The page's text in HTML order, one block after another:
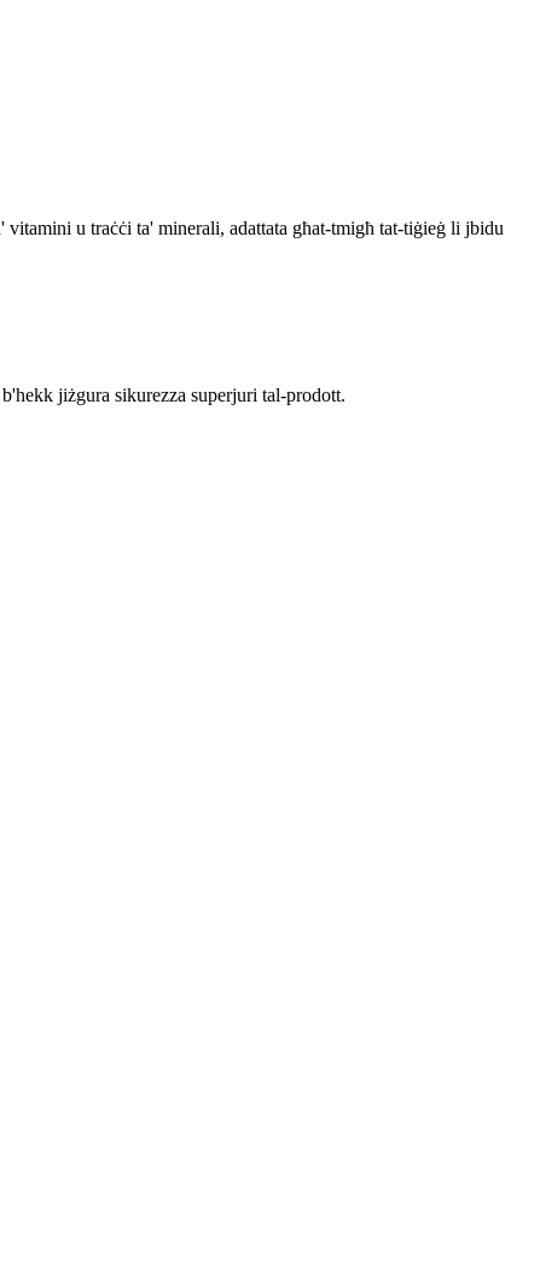
u traċċi ta' minerali, adattata għat-tmigħ tat-tiġieġ li jbidu
jiżgura sikurezza superjuri tal-prodott.